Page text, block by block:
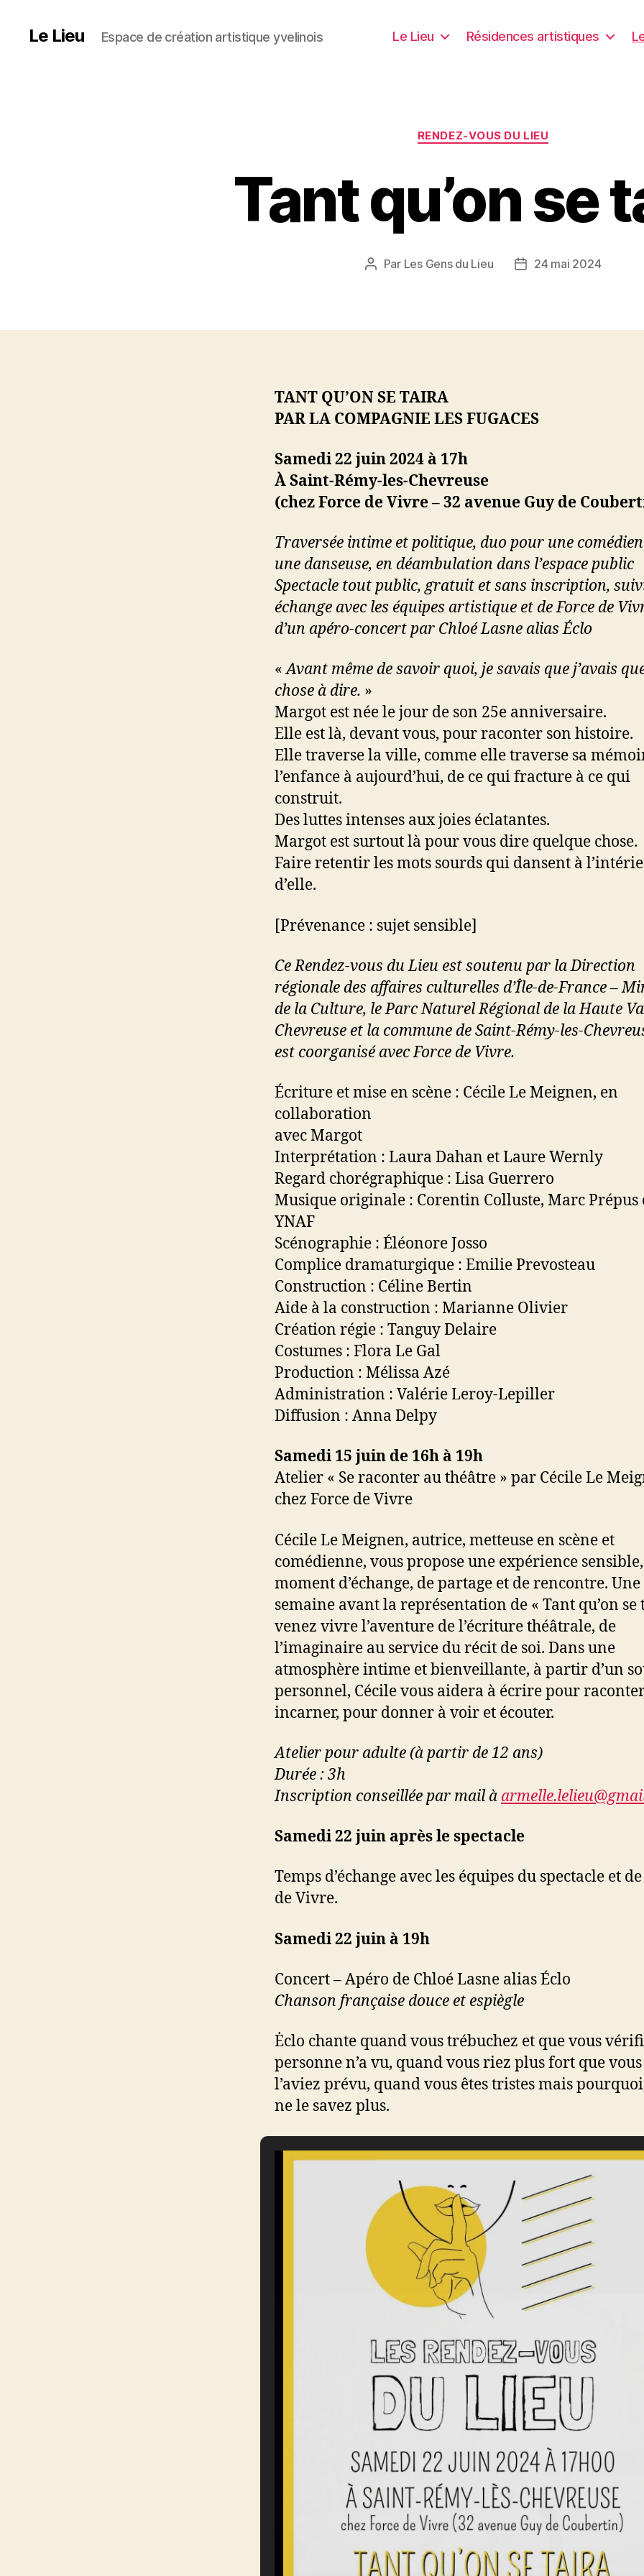
Le Lieu Espace de création artistique yvelinois Le Lieu Résidences artistiques
Catégories
RENDEZ-VOUS DU LIEU
Tant qu’on se
Auteur
Par Les Gens du Lieu
Date24 mai 2024
TANT QU’ON SE TAIRA
PAR LA COMPAGNIE LES FUGACES
Samedi 22 juin 2024 à 17h
À Saint-Rémy-les-Chevreuse
(chez Force de Vivre – 32 avenue Guy de
Traversée intime et politique, duo pour une
une danseuse, en déambulation dans l’espace public
Spectacle tout public, gratuit et sans inscription,
échange avec les équipes artistique et de Force de
d’un apéro-concert par Chloé Lasne alias Éclo
«Avant même de savoir quoi, je savais que j’avais
chose à dire. »
Margot est née le jour de son 25e anniversaire.
Elle est là, devant vous, pour raconter son histoire.
Elle traverse la ville, comme elle traverse sa
l’enfance à aujourd’hui, de ce qui fracture à ce qui
construit.
Des luttes intenses aux joies éclatantes.
Margot est surtout là pour vous dire quelque chose.
Faire retentir les mots sourds qui dansent à
d’elle.
[Prévenance : sujet sensible]
Ce Rendez-vous du Lieu est soutenu par la Direction
régionale des affaires culturelles d’Île-de-France –
de la Culture, le Parc Naturel Régional de la Haute
Chevreuse et la commune de Saint-Rémy-les-
est coorganisé avec Force de Vivre.
Écriture et mise en scène : Cécile Le Meignen, en
collaboration
avec Margot
Interprétation : Laura Dahan et Laure Wernly
Regard chorégraphique : Lisa Guerrero
Musique originale : Corentin Colluste, Marc Prépus
YNAF
Scénographie : Éléonore Josso
Complice dramaturgique : Emilie Prevosteau
Construction : Céline Bertin
Aide à la construction : Marianne Olivier
Création régie : Tanguy Delaire
Costumes : Flora Le Gal
Production : Mélissa Azé
Administration : Valérie Leroy-Lepiller
Diffusion : Anna Delpy
Samedi 15 juin de 16h à 19h
Atelier « Se raconter au théâtre » par Cécile Le
chez Force de Vivre
Cécile Le Meignen, autrice, metteuse en scène et
comédienne, vous propose une expérience
moment d’échange, de partage et de rencontre. Une
semaine avant la représentation de « Tant qu’on se
venez vivre l’aventure de l’écriture théâtrale, de
l’imaginaire au service du récit de soi. Dans une
atmosphère intime et bienveillante, à partir d’un
personnel, Cécile vous aidera à écrirepour
incarner, pour donner à voir et écouter.
Atelier pour adulte (à partir de 12 ans)
Durée : 3h
Inscription conseillée par mailà
Samedi 22 juin après le spectacle
Temps d’échange avec les équipes du spectacle et
de Vivre.
Samedi 22 juin à 19h
Concert – Apéro de Chloé Lasne alias Éclo
Chanson française douce et espiègle
Ėclo chante quand vous trébuchez et que vous
personne n’a vu, quand vous riez plus fort que
l’aviez prévu, quand vous êtes tristes mais
ne le savez plus.